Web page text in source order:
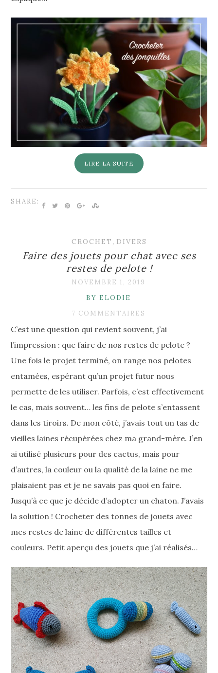
LIRE LA SUITE
SHARE:
CROCHET , DIVERS
Faire des jouets pour chat avec ses
restes de pelote !
NOVEMBRE 1, 2019
BY ELODIE
7 COMMENTAIRES
C’est une question qui revient souvent, j’ai
l’impression : que faire de nos restes de pelote ?
Une fois le projet terminé, on range nos pelotes
entamées, espérant qu’un projet futur nous
permette de les utiliser. Parfois, c’est effectivement
le cas, mais souvent… les fins de pelote s’entassent
dans les tiroirs. De mon côté, j’avais tout un tas de
vieilles laines récupérées chez ma grand-mère. J’en
ai utilisé plusieurs pour des cactus, mais pour
d’autres, la couleur ou la qualité de la laine ne me
plaisaient pas et je ne savais pas quoi en faire.
Jusqu’à ce que je décide d’adopter un chaton. J’avais
la solution ! Crocheter des tonnes de jouets avec
mes restes de laine de différentes tailles et
couleurs. Petit aperçu des jouets que j’ai réalisés…